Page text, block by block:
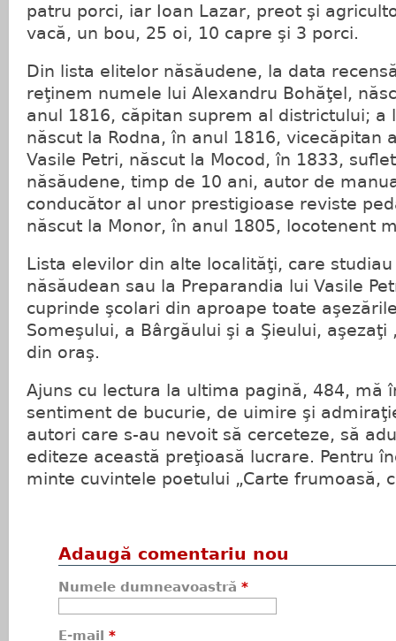
patru porci, iar Ioan Lazar, preot şi
vacă, un bou, 25 oi, 10 capre şi 3 porci.
Din lista elitelor năsăudene, la data
reţinem numele lui Alexandru Bohăţel,
anul 1816, căpitan suprem al districtului; a
născut la Rodna, în anul 1816, vicecăpitan
Vasile Petri, născut la Mocod, în 1833,
năsăudene, timp de 10 ani, autor de
conducător al unor prestigioase reviste
născut la Monor, în anul 1805, locotenent
Lista elevilor din alte localităţi, care
năsăudean sau la Preparandia lui Vasile
cuprinde şcolari din aproape toate
Someşului, a Bârgăului şi a Şieului, aşezaţi
din oraş.
Ajuns cu lectura la ultima pagină, 484, mă
sentiment de bucurie, de uimire şi
autori care s-au nevoit să cerceteze, să
editeze această preţioasă lucrare. Pentru
minte cuvintele poetului „Carte frumoasă,
Adaugă comentariu nou
Numele dumneavoastră *
E-mail *